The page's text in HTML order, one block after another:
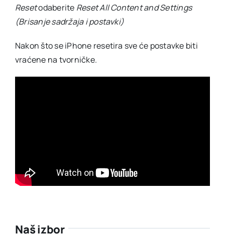
Resetodaberite Reset All Content and Settings
(Brisanje sadržaja i postavki)
Nakon što se iPhone resetira sve će postavke biti
vraćene na tvorničke.
Naš izbor